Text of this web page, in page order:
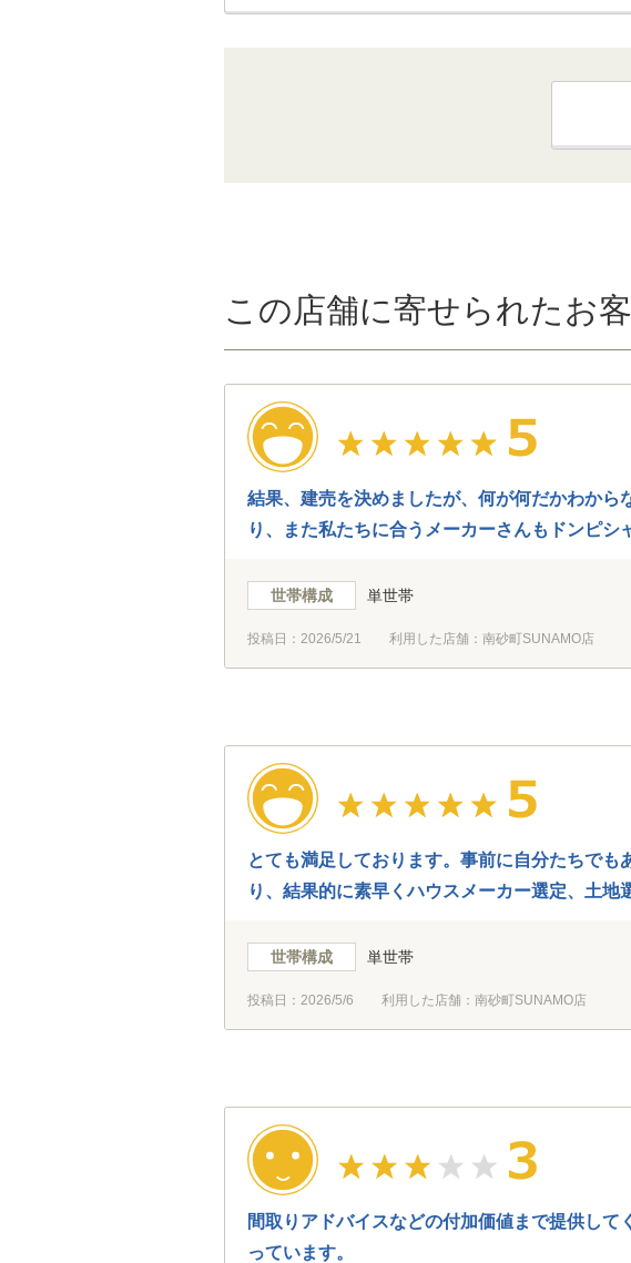
この店舗に寄せられたお
結果、建売を決めましたが、何が何だかわか
り、また私たちに合うメーカーさんもドンピシ
世帯構成 単世帯
投稿日： 2026/5/21 利用した店舗：南砂町SUNAMO店
とても満足しております。事前に自分たちで
り、結果的に素早くハウスメーカー選定、土地
世帯構成 単世帯
投稿日： 2026/5/6 利用した店舗：南砂町SUNAMO店
間取りアドバイスなどの付加価値まで提供し
っています。